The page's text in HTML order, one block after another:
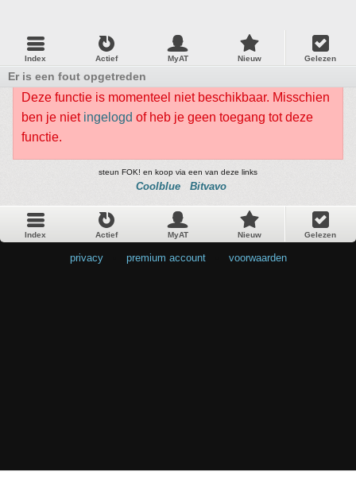
Index Actief MyAT Nieuw Gelezen
Er is een fout opgetreden
Deze functie is momenteel niet beschikbaar. Misschien
ben je niet ingelogd of heb je geen toegang tot deze
functie.
steun FOK! en koop via een van deze links
Coolblue Bitvavo
Index Actief MyAT Nieuw Gelezen
privacy premium account voorwaarden